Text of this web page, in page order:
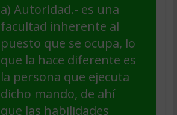
a) Autoridad.- es una
facultad inherente al
puesto que se ocupa, lo
que la hace diferente es
la persona que ejecuta
dicho mando, de ahí
que las habilidades